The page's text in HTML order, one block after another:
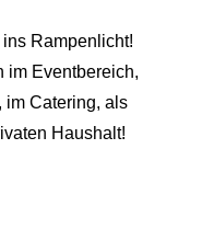
Rampenlicht!
im Eventbereich,
im Catering, als
Haushalt!